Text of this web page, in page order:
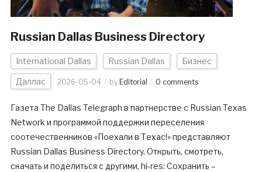
Russian Dallas Business Directory
International Dallas Russian Dallas Бизнес
Даллас 2026-05-04 by Editorial 0 comments
Газета The Dallas Telegraph в партнерстве с Russian Texas
Network и программой поддержки переселения
соотечественников «Поехали в Техас!» представляют
Russian Dallas Business Directory. Открыть, смотреть,
скачать и поделиться с другими, hi-res: Сохранить –